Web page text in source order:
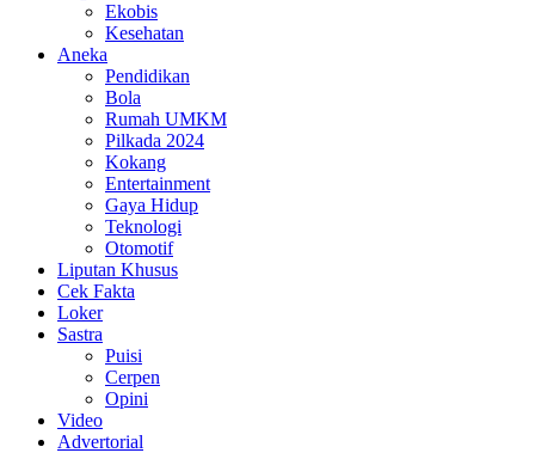
Ekobis
Kesehatan
Aneka
Pendidikan
Bola
Rumah UMKM
Pilkada 2024
Kokang
Entertainment
Gaya Hidup
Teknologi
Otomotif
Liputan Khusus
Cek Fakta
Loker
Sastra
Puisi
Cerpen
Opini
Video
Advertorial